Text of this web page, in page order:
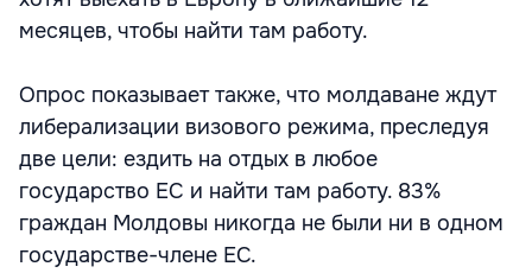
месяцев, чтобы найти там работу.
Опрос показывает также, что молдаване ждут
либерализации визового режима, преследуя
две цели: ездить на отдых в любое
государство ЕС и найти там работу. 83%
граждан Молдовы никогда не были ни в одном
государстве-члене ЕС.